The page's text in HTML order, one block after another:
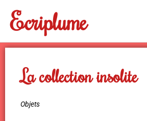
contenu
Ecriplume
La collection insolite
Objets